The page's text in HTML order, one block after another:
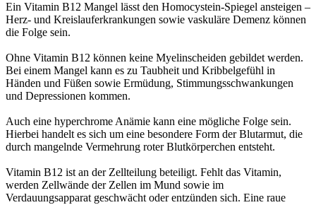
Ein Vitamin B12 Mangel lässt den Homocystein-Spiegel ansteigen –
Herz- und Kreislauferkrankungen sowie vaskuläre Demenz können
die Folge sein.
Ohne Vitamin B12 können keine Myelinscheiden gebildet werden.
Bei einem Mangel kann es zu Taubheit und Kribbelgefühl in
Händen und Füßen sowie ­Ermüdung, Stimmungsschwankungen
und Depressionen kommen.
Auch eine hyperchrome Anämie kann eine mögliche Folge sein.
Hierbei handelt es sich um eine besondere Form der Blutarmut, die
durch mangelnde Vermehrung roter Blutkörperchen entsteht.
Vitamin B12 ist an der Zellteilung beteiligt. Fehlt das Vitamin,
werden Zellwände der Zellen im Mund sowie im
Verdauungsapparat geschwächt oder entzünden sich. Eine raue